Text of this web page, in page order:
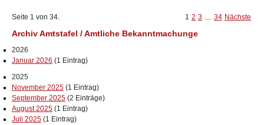
Seite 1 von 34. 1 2 3 .... 34 Nächste
Archiv Amtstafel / Amtliche Bekanntmachunge
2026
Januar 2026 (1 Eintrag)
2025
November 2025 (1 Eintrag)
September 2025 (2 Einträge)
August 2025 (1 Eintrag)
Juli 2025 (1 Eintrag)